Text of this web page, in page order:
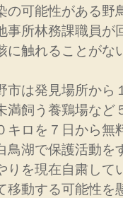
可能性がある野
事所林務課職員が
に触れることがな
は発見場所から
満飼う養鶏場など
キロを７日から無
湖で保護活動を
りを現在自粛して
移動する可能性を